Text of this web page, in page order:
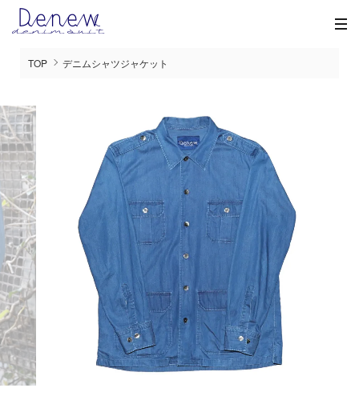
TOP デニムシャツジャケット